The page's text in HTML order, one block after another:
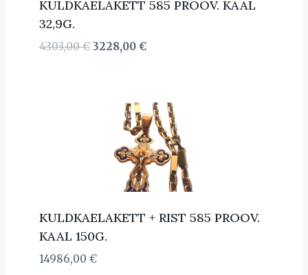
KULDKAELAKETT 585 PROOV. KAAL
32,9G.
4303,00€ Algne
3228,00 €Current
KULDKAELAKETT + RIST 585 PROOV.
KAAL 150G.
14986,00 €